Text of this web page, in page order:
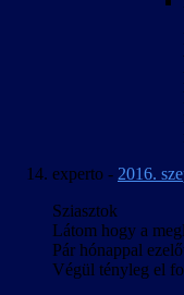
experto - 2016.
Sziasztok
Látom hogy a
Pár hónappal
Végül tényleg el